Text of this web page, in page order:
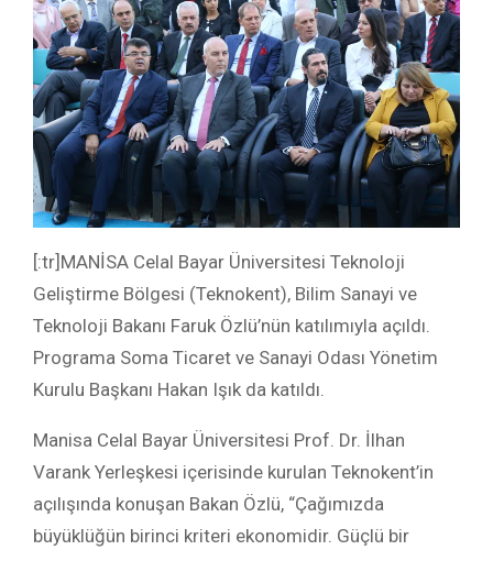
[:tr]MANİSA Celal Bayar Üniversitesi Teknoloji
Geliştirme Bölgesi (Teknokent), Bilim Sanayi ve
Teknoloji Bakanı Faruk Özlü’nün katılımıyla açıldı.
Programa Soma Ticaret ve Sanayi Odası Yönetim
Kurulu Başkanı Hakan Işık da katıldı.
Manisa Celal Bayar Üniversitesi Prof. Dr. İlhan
Varank Yerleşkesi içerisinde kurulan Teknokent’in
açılışında konuşan Bakan Özlü, “Çağımızda
büyüklüğün birinci kriteri ekonomidir. Güçlü bir